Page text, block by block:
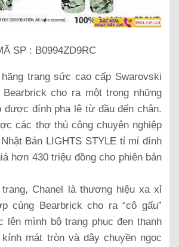
SP : B0994ZD9RC
trang sức cao cấp Swarovski
cho ra một trong những
được đính pha lê từ đầu đến chân.
các thợ thủ công chuyên nghiệp
Bản LIGHTS STYLE tỉ mỉ đính
hơn 430 triệu đồng cho phiên bản
Chanel là thương hiệu xa xỉ
cùng Bearbrick cho ra “cô gấu”
lên mình bộ trang phục đen thanh
mát tròn và dây chuyền ngọc